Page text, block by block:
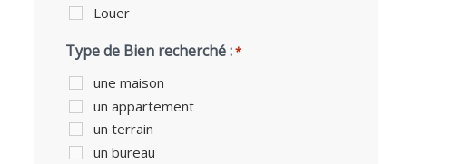
Louer
Type de Bien recherché :*
une maison
un appartement
un terrain
un bureau